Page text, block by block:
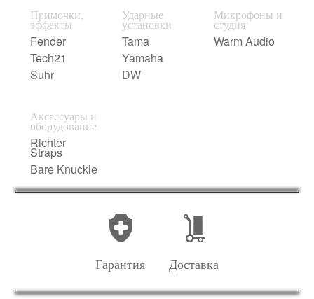
Примочки,
эффекты
Fender
Tech21
Suhr
Ударные
установки
Tama
Yamaha
DW
Микрофоны и
студия
Warm Audio
Аксессуары и
оборудование
Richter
Straps
Bare Knuckle
Гарантия Доставка